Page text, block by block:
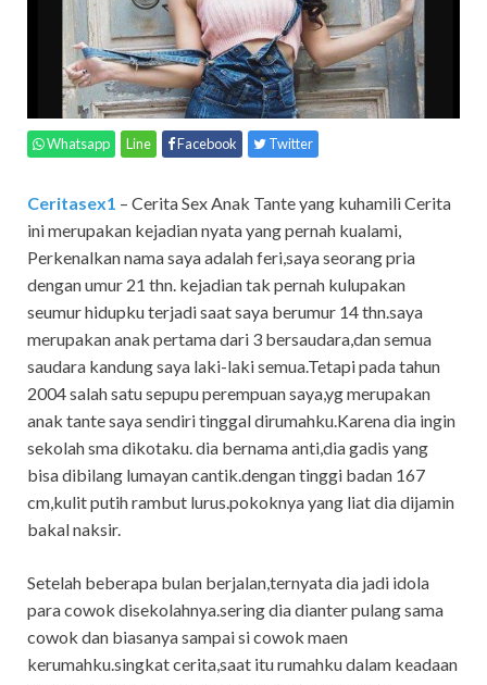
Whatsapp Line Facebook Twitter
Ceritasex1 – Cerita Sex Anak Tante yang kuhamili Cerita
ini merupakan kejadian nyata yang pernah kualami,
Perkenalkan nama saya adalah feri,saya seorang pria
dengan umur 21 thn. kejadian tak pernah kulupakan
seumur hidupku terjadi saat saya berumur 14 thn.saya
merupakan anak pertama dari 3 bersaudara,dan semua
saudara kandung saya laki-laki semua.Tetapi pada tahun
2004 salah satu sepupu perempuan saya,yg merupakan
anak tante saya sendiri tinggal dirumahku.Karena dia ingin
sekolah sma dikotaku. dia bernama anti,dia gadis yang
bisa dibilang lumayan cantik.dengan tinggi badan 167
cm,kulit putih rambut lurus.pokoknya yang liat dia dijamin
bakal naksir.
Setelah beberapa bulan berjalan,ternyata dia jadi idola
para cowok disekolahnya.sering dia dianter pulang sama
cowok dan biasanya sampai si cowok maen
kerumahku.singkat cerita,saat itu rumahku dalam keadaan